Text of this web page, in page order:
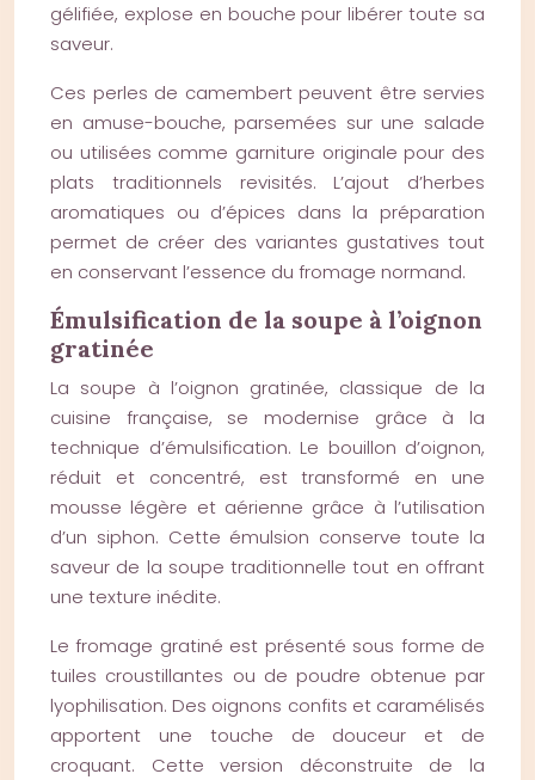
gélifiée, explose en bouche pour libérer toute sa
saveur.
Ces perles de camembert peuvent être servies
en amuse-bouche, parsemées sur une salade
ou utilisées comme garniture originale pour des
plats traditionnels revisités. L’ajout d’herbes
aromatiques ou d’épices dans la préparation
permet de créer des variantes gustatives tout
en conservant l’essence du fromage normand.
Émulsification de la soupe à l’oignon
gratinée
La soupe à l’oignon gratinée, classique de la
cuisine française, se modernise grâce à la
technique d’émulsification. Le bouillon d’oignon,
réduit et concentré, est transformé en une
mousse légère et aérienne grâce à l’utilisation
d’un siphon. Cette émulsion conserve toute la
saveur de la soupe traditionnelle tout en offrant
une texture inédite.
Le fromage gratiné est présenté sous forme de
tuiles croustillantes ou de poudre obtenue par
lyophilisation. Des oignons confits et caramélisés
apportent une touche de douceur et de
croquant. Cette version déconstruite de la